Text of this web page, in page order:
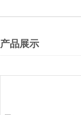
产品展示